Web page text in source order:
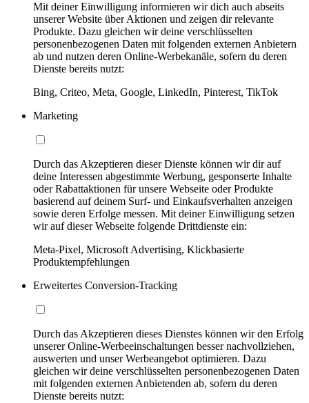
Mit deiner Einwilligung informieren wir dich auch abseits
unserer Website über Aktionen und zeigen dir relevante
Produkte. Dazu gleichen wir deine verschlüsselten
personenbezogenen Daten mit folgenden externen Anbietern
ab und nutzen deren Online-Werbekanäle, sofern du deren
Dienste bereits nutzt:
Bing, Criteo, Meta, Google, LinkedIn, Pinterest, TikTok
Marketing
Durch das Akzeptieren dieser Dienste können wir dir auf
deine Interessen abgestimmte Werbung, gesponserte Inhalte
oder Rabattaktionen für unsere Webseite oder Produkte
basierend auf deinem Surf- und Einkaufsverhalten anzeigen
sowie deren Erfolge messen. Mit deiner Einwilligung setzen
wir auf dieser Webseite folgende Drittdienste ein:
Meta-Pixel, Microsoft Advertising, Klickbasierte
Produktempfehlungen
Erweitertes Conversion-Tracking
Durch das Akzeptieren dieses Dienstes können wir den Erfolg
unserer Online-Werbeeinschaltungen besser nachvollziehen,
auswerten und unser Werbeangebot optimieren. Dazu
gleichen wir deine verschlüsselten personenbezogenen Daten
mit folgenden externen Anbietenden ab, sofern du deren
Dienste bereits nutzt: